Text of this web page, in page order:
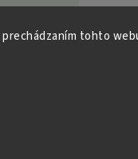
tohto